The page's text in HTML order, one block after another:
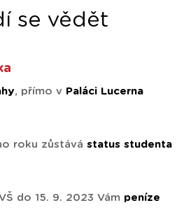
se vědět
, přímo v Paláci Lucerna
roku zůstává status studenta
do 15. 9. 2023 Vám peníze